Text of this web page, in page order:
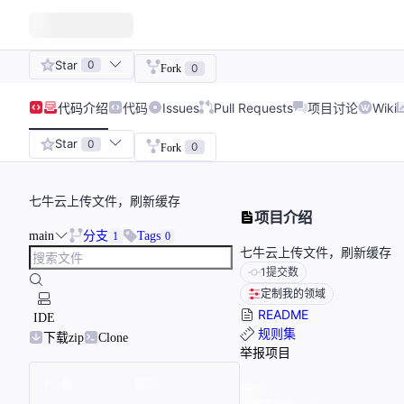
Star 0 Fork 0
代码介绍 代码 Issues Pull Requests 项目讨论 Wiki
Star 0 Fork 0
七牛云上传文件，刷新缓存
main 分支 1 Tags 0
IDE
下载zip
Clone
项目介绍
七牛云上传文件，刷新缓存
1提交数
定制我的领域
README
规则集
举报项目